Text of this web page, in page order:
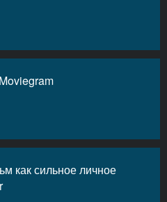
как сильное личное